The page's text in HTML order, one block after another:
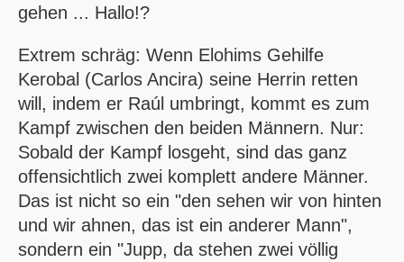
gehen ... Hallo!?
Extrem schräg: Wenn Elohims Gehilfe
Kerobal (Carlos Ancira) seine Herrin retten
will, indem er Raúl umbringt, kommt es zum
Kampf zwischen den beiden Männern. Nur:
Sobald der Kampf losgeht, sind das ganz
offensichtlich zwei komplett andere Männer.
Das ist nicht so ein "den sehen wir von hinten
und wir ahnen, das ist ein anderer Mann",
sondern ein "Jupp, da stehen zwei völlig